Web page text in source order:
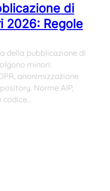
di
2026: Regole
della pubblicazione di
minori:
anonimizzazione
Norme AIP,
codice…